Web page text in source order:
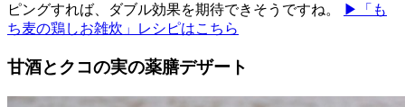
ピングすれば、ダブル効果を期待できそうですね。
▶「も
ち麦の鶏しお雑炊」レシピはこちら
甘酒とクコの実の薬膳デザート